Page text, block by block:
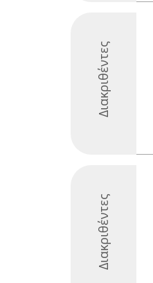
Διακριθέντες
Διακριθέντες